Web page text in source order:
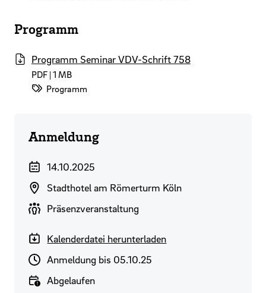
Programm
Programm Seminar VDV-Schrift 758
PDF | 1 MB
Datei-Kategorie:
Programm
Anmeldung
Veranstaltungszeitraum
14.10.2025
Veranstaltungsort
Stadthotel am Römerturm Köln
Durchführungsart
Präsenzveranstaltung
Kalenderdatei herunterladen
Anmeldeschluss
Anmeldung bis 05.10.25
Verfügbarkeit
Abgelaufen